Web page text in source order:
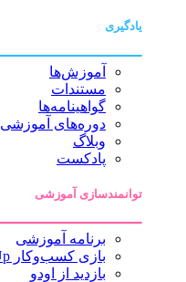
یادگیری
آموزش‌ها
مستندات
گواهینامه‌ها
دوره‌های آموزشی
وبلاگ
پادکست
توانمندسازی آموزشی
برنامه آموزشی
بازی کسب‌وکار Scale Up!
بازدید از اودو